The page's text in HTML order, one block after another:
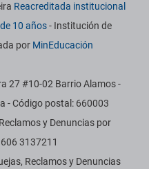
Reacreditada institucional
10 años- Institución de
por MinEducación
27 #10-02 Barrio Alamos -
- Código postal: 660003
y Denuncias por
3137211
Reclamos y Denuncias